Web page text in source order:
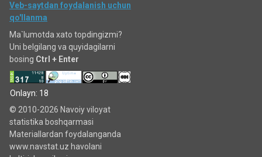
Veb-saytdan foydalanish uchun
qo'llanma
Ma`lumotda xato topdingizmi?
Uni belgilang va quyidagilarni
bosing Ctrl + Enter
Onlayn: 18
© 2010-2026 Navoiy viloyat
statistika boshqarmasi
Materiallardan foydalanganda
www.navstat.uz havolani